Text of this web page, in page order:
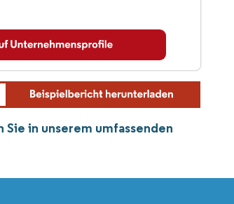
in unserem umfassenden